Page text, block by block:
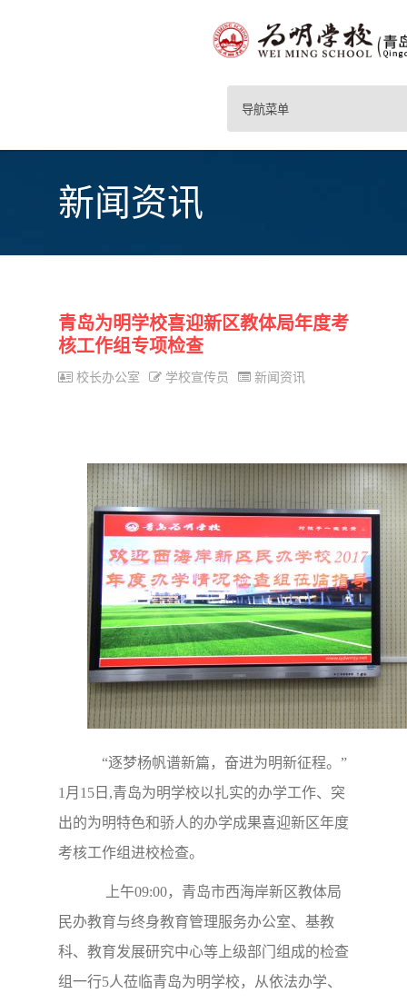
导航菜单
新闻资讯
青岛为明学校喜迎新区教体局年度考
核工作组专项检查
校长办公室 学校宣传员 新闻资讯
“逐梦杨帆谱新篇，奋进为明新征程。”
1月15日,青岛为明学校以扎实的办学工作、突
出的为明特色和骄人的办学成果喜迎新区年度
考核工作组进校检查。
上午09:00， 青岛市西海岸新区教体局
民办教育与终身教育管理服务办公室、基教
科、教育发展研究中心等上级部门组成的检查
组一行5人莅临青岛为明学校，从依法办学、